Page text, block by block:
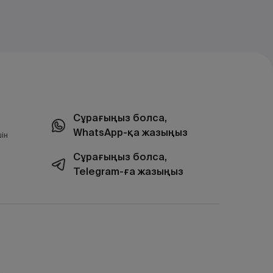
Сұрағыңыз болса,
WhatsApp-қа жазыңыз
Сұрағыңыз болса,
Telegram-ға жазыңыз